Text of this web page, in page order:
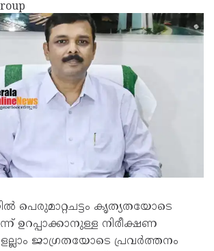
പെരുമാറ്റചട്ടം കൃത്യതയോടെ
ഉറപ്പാക്കാനുള്ള നിരീക്ഷണ
ജാഗ്രതയോടെ പ്രവർത്തനം